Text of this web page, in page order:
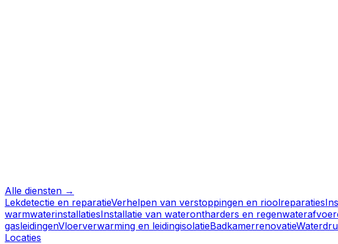
Alle diensten →
Lekdetectie en reparatieVerhelpen van verstoppingen en rioolreparaties
warmwaterinstallatiesInstallatie van waterontharders en
gasleidingenVloerverwarming en leidingisolatieBadkamerrenovatie
Locaties